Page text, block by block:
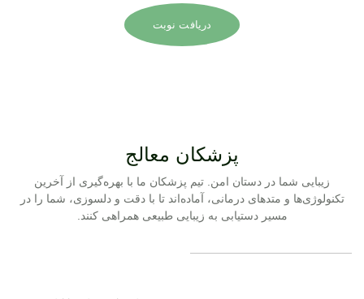
دریافت نوبت
پزشکان معالج
زیبایی شما در دستان امن. تیم پزشکان ما با بهره‌گیری از آخرین
تکنولوژی‌ها و متدهای درمانی، آماده‌اند تا با دقت و دلسوزی، شما را در
مسیر دستیابی به زیبایی طبیعی همراهی کنند.